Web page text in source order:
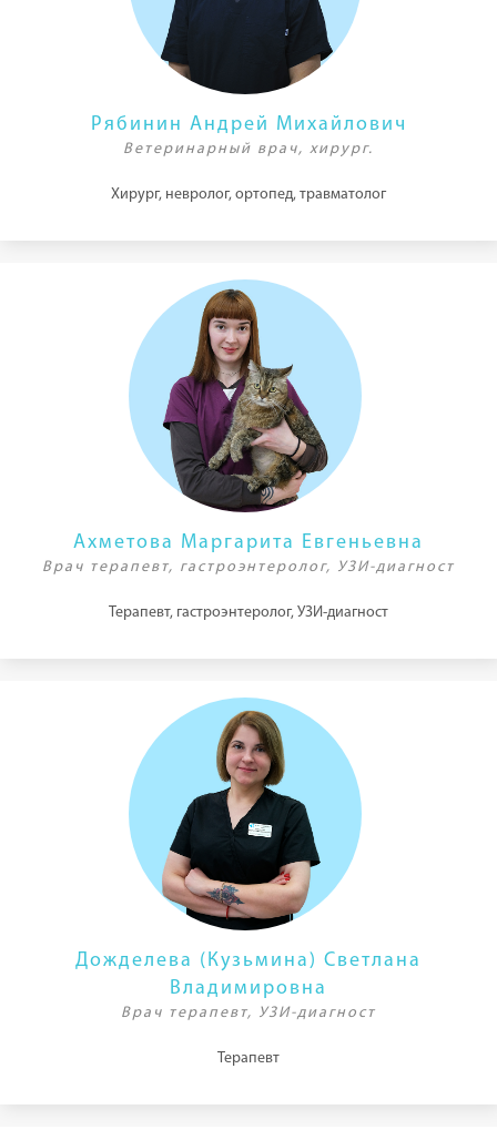
Рябинин Андрей Михайлович
Ветеринарный врач, хирург.
Хирург, невролог, ортопед, травматолог
Ахметова Маргарита Евгеньевна
Врач терапевт, гастроэнтеролог, УЗИ-диагност
Терапевт, гастроэнтеролог, УЗИ-диагност
Дожделева (Кузьмина) Светлана
Владимировна
Врач терапевт, УЗИ-диагност
Терапевт